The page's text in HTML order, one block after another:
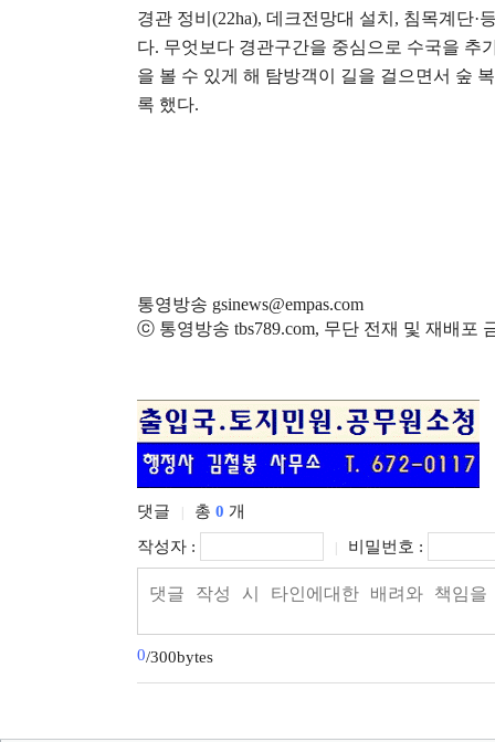
경관 정비 (22ha), 데크전망대 설치 , 침목계단·
다. 무엇보다 경관구간을 중심으로 수국을 추
을 볼 수 있게 해 탐방객이 길을 걸으면서 숲
록 했다.
통영방송 gsinews@empas.com
ⓒ 통영방송 tbs789.com, 무단 전재 및 재배포
댓글 총 0 개
작성자 :
비밀번호 :
0/300bytes